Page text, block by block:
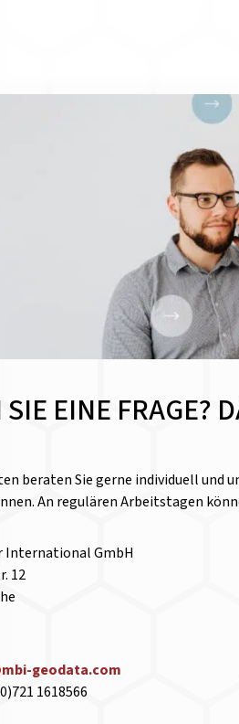
EINE FRAGE?
beraten Sie gerne individuell und
An regulären Arbeitstagen
International GmbH
12
geodata.com
1618566